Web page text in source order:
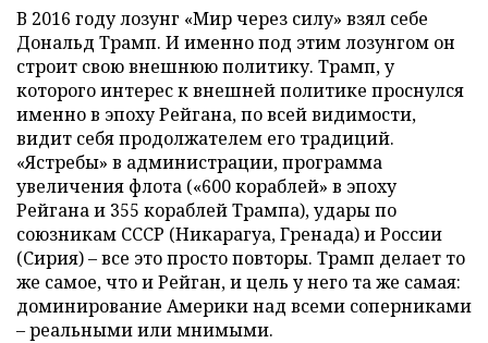
В 2016 году лозунг «Мир через силу» взял себе
Дональд Трамп. И именно под этим лозунгом он
строит свою внешнюю политику. Трамп, у
которого интерес к внешней политике проснулся
именно в эпоху Рейгана, по всей видимости,
видит себя продолжателем его традиций.
«Ястребы» в администрации, программа
увеличения флота («600 кораблей» в эпоху
Рейгана и 355 кораблей Трампа), удары по
союзникам СССР (Никарагуа, Гренада) и России
(Сирия) – все это просто повторы. Трамп делает то
же самое, что и Рейган, и цель у него та же самая:
доминирование Америки над всеми соперниками
– реальными или мнимыми.